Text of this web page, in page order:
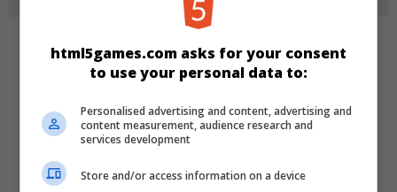
KATEGORILER
En İyi Yeni Zıpla & Koş
html5games.com asks for your consent
to use your personal data to:
Personalised advertising and content, advertising and
content measurement, audience research and
services development
Store and/or access information on a device